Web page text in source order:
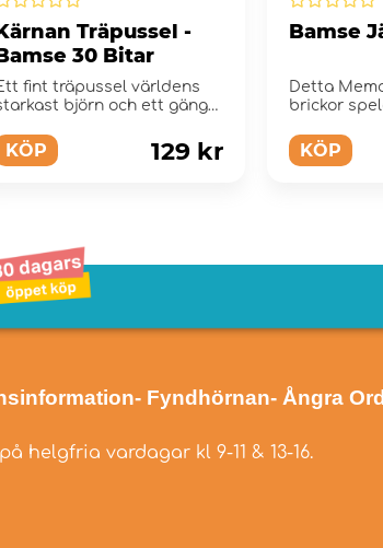
Träpussel -
30 Bitar
fint träpussel världens
björn och ett gäng
KÖP 129 kr
Bamse
Detta
brickor
KÖP
- Fyndhörnan- Ångra
helgfria vardagar kl 9-11 & 13-16.